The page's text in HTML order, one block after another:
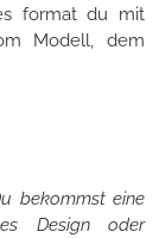
format du mit
Modell, dem
bekommst eine
Design oder